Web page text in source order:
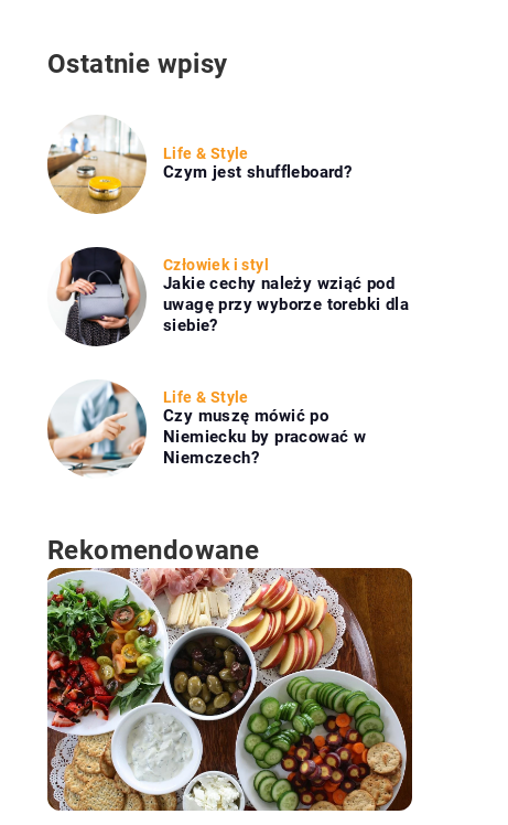
Ostatnie wpisy
Life & Style
Czym jest shuffleboard?
Człowiek i styl
Jakie cechy należy wziąć pod
uwagę przy wyborze torebki dla
siebie?
Life & Style
Czy muszę mówić po
Niemiecku by pracować w
Niemczech?
Rekomendowane